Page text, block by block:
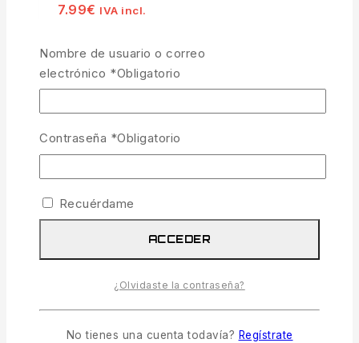
7.99€ IVA incl.
LasHook Chufas de Peach (Melocotón)
formato de 250 ml son el cebo de postura
perfecto para largas sesiones o campañas de
cebado donde la dulzura frutal es la clave.
que destaca en cualquier fondo. Gracias a su
Nombre de usuario o correo
electrónico *Obligatorio
Contraseña *Obligatorio
Recuérdame
ACCEDER
¿Olvidaste la contraseña?
No tienes una cuenta todavía? Regístrate